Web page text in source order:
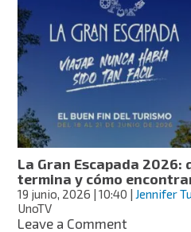
prefieren
viajes
nacionales
y
estos
son
destinos
más
crecen
en
La Gran Escapada 2026:
termina y cómo
19 junio, 2026 | 10:40 | Jennifer
UnoTV
Leave a Commenton